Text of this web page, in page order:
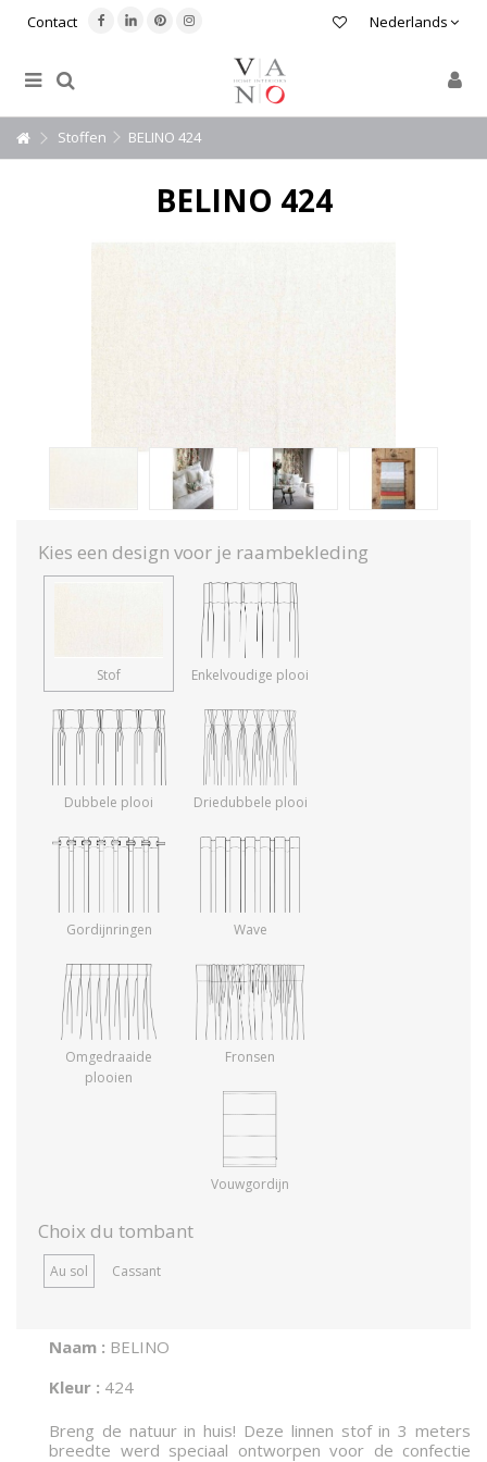
Nederlands
Contact
Stoffen BELINO 424
BELINO 424
Kies een design voor je raambekleding
Stof Enkelvoudige plooi
Dubbele plooi Driedubbele plooi
Gordijnringen Wave
Omgedraaide
plooien
Fronsen
Vouwgordijn
Choix du tombant
Au sol Cassant
Naam : BELINO
Kleur : 424
Breng de natuur in huis! Deze linnen stof in 3 meters
breedte werd speciaal ontworpen voor de confectie